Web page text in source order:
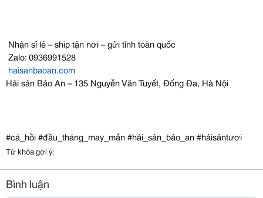
Nhận sỉ lẻ – ship tận nơi – gửi tỉnh toàn quốc
Zalo: 0936991528
haisanbaoan.com
Hải sản Bảo An – 135 Nguyễn Văn Tuyết, Đống Đa, Hà Nội
#cá_hồi #đầu_tháng_may_mắn #hải_sản_bảo_an #hảisảntươi
Từ khóa gợi ý:
Bình luận